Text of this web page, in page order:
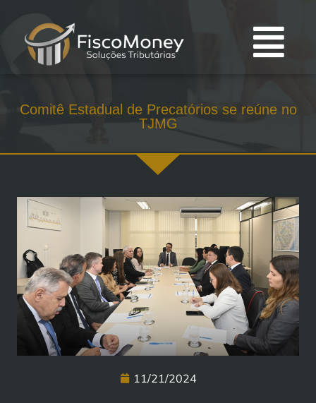
Comitê Estadual de Precatórios se reúne no
TJMG
11/21/2024